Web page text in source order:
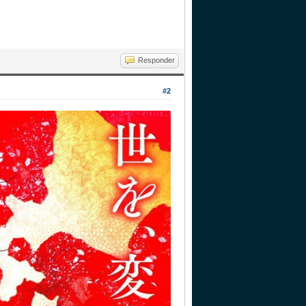
Responder
#2